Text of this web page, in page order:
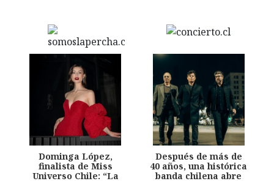
Dominga López,
finalista de Miss
Universo Chile: “La
Después de más de
40 años, una histórica
banda chilena abre